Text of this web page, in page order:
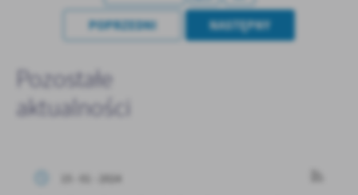
POPRZEDNI NASTĘPNY
Pozostałe
aktualności
15 - 01 - 2024